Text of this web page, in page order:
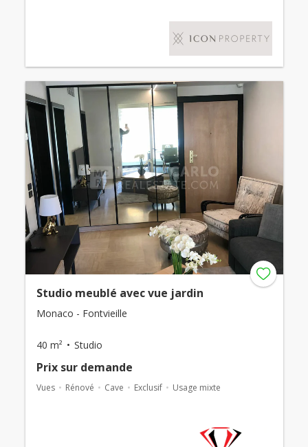
Studio meublé avec vue jardin
Monaco - Fontvieille
40 m² Studio
Prix ​​sur demande
Vues Rénové Cave Exclusif Usage mixte